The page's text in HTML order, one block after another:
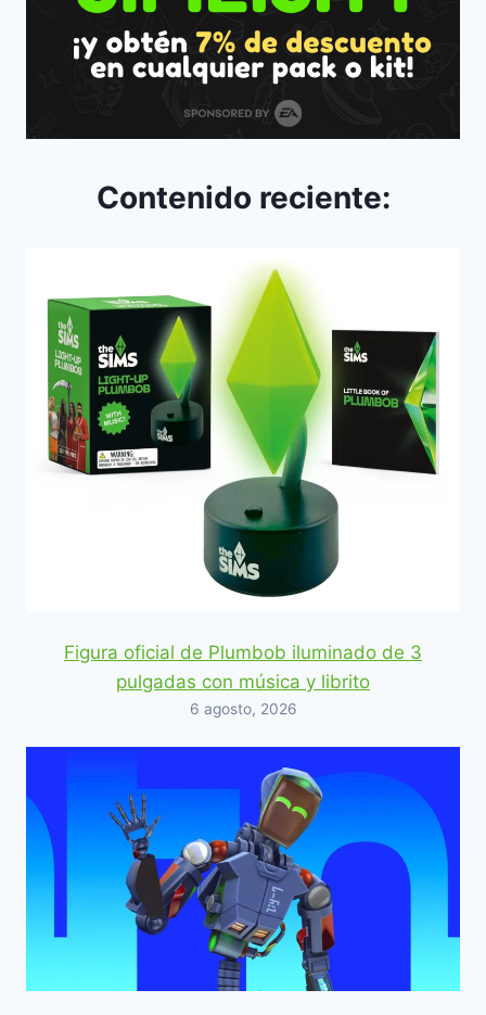
Contenido reciente:
Figura oficial de Plumbob iluminado de 3
pulgadas con música y librito
6 agosto, 2026